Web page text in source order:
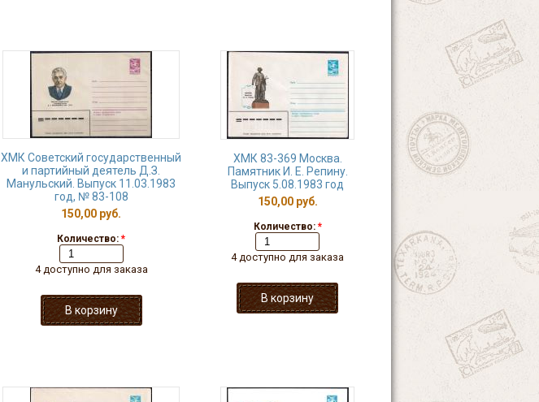
ХМК Советский государственный
и партийный деятель Д.З.
Манульский. Выпуск 11.03.1983
год, № 83-108
150,00 руб.
Количество: *
4 доступно для заказа
ХМК 83-369 Москва.
Памятник И. Е. Репину.
Выпуск 5.08.1983 год
150,00 руб.
Количество: *
4 доступно для заказа